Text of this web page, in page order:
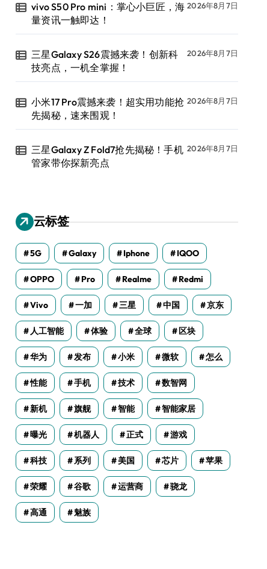
vivo S50 Pro mini：掌心小巨匠，海
量资讯一触即达！
2026年8月7日
三星Galaxy S26震撼来袭！创新科
技亮点，一机全掌握！
2026年8月7日
小米17 Pro震撼来袭！超实用功能抢
先揭秘，速来围观！
2026年8月7日
三星Galaxy Z Fold7抢先揭秘！手机
管家带你探新亮点
2026年8月7日
云标签
5G Galaxy Iphone IQOO
OPPO Pro Realme Redmi
Vivo 一加 三星 中国 京东
人工智能 体验 全球 区块
华为 发布 小米 微软 怎么
性能 手机 技术 数智网
新机 旗舰 智能 智能家居
曝光 机器人 正式 游戏
科技 系列 美国 芯片 苹果
荣耀 谷歌 运营商 骁龙
高通 魅族